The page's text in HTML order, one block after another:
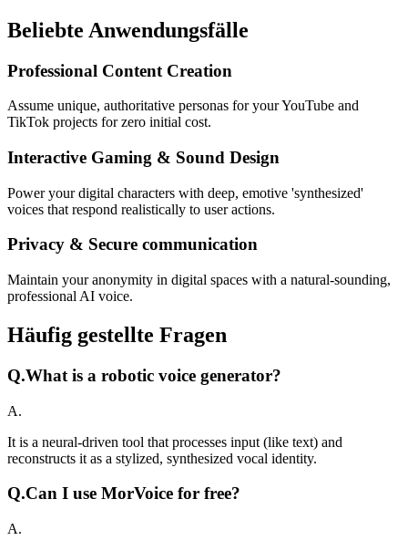
Beliebte Anwendungsfälle
Professional Content Creation
Assume unique, authoritative personas for your YouTube and
TikTok projects for zero initial cost.
Interactive Gaming & Sound Design
Power your digital characters with deep, emotive 'synthesized'
voices that respond realistically to user actions.
Privacy & Secure communication
Maintain your anonymity in digital spaces with a natural-sounding,
professional AI voice.
Häufig gestellte Fragen
Q.What is a robotic voice generator?
A.
It is a neural-driven tool that processes input (like text) and
reconstructs it as a stylized, synthesized vocal identity.
Q.Can I use MorVoice for free?
A.